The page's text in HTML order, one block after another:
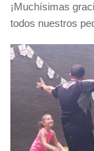
¡Muchísimas
todos nuestros